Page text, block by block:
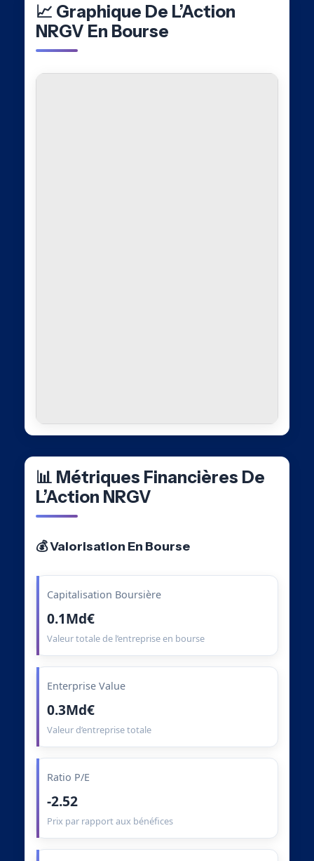
📈 Graphique De L’Action
NRGV En Bourse
📊 Métriques Financières De
L’Action NRGV
💰 Valorisation En Bourse
Capitalisation Boursière
0.1Md€
Valeur totale de l’entreprise en bourse
Enterprise Value
0.3Md€
Valeur d’entreprise totale
Ratio P/E
-2.52
Prix par rapport aux bénéfices